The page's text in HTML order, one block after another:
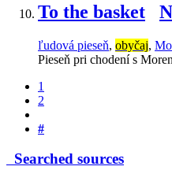
To the basket
ľudová pieseň, obyčaj,
Pieseň pri chodení s
1
2
#
Searched sources